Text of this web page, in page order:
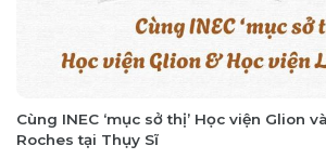
Cùng INEC ‘mục sở thị’ Học viện Glion
Roches tại Thụy Sĩ